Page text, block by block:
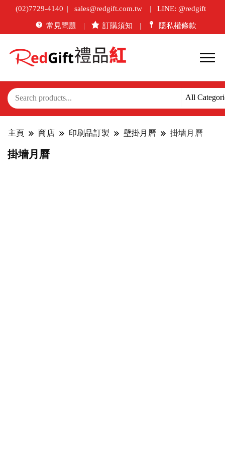
(02)7729-4140 sales@redgift.com.tw LINE: @redgift
常見問題 訂購須知 隱私權條款
主頁 商店 印刷品訂製 壁掛月曆 掛墻月曆
掛墻月曆